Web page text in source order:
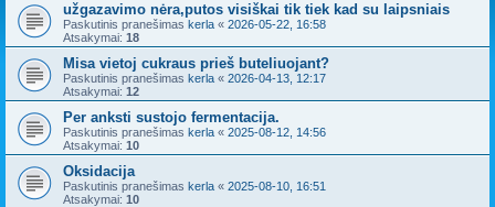
užgazavimo nėra,putos visiškai tik tiek kad su laipsniais
Paskutinis pranešimas kerla « 2026-05-22, 16:58
Atsakymai: 18
Misa vietoj cukraus prieš buteliuojant?
Paskutinis pranešimas kerla « 2026-04-13, 12:17
Atsakymai: 12
Per anksti sustojo fermentacija.
Paskutinis pranešimas kerla « 2025-08-12, 14:56
Atsakymai: 10
Oksidacija
Paskutinis pranešimas kerla « 2025-08-10, 16:51
Atsakymai: 10